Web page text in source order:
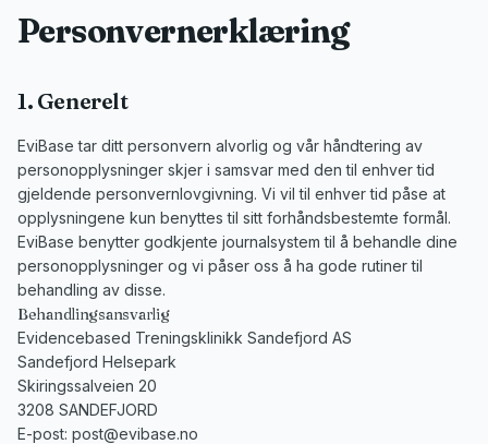
Personvernerklæring
1. Generelt
EviBase tar ditt personvern alvorlig og vår håndtering av
personopplysninger skjer i samsvar med den til enhver tid
gjeldende personvernlovgivning. Vi vil til enhver tid påse at
opplysningene kun benyttes til sitt forhåndsbestemte formål.
EviBase benytter godkjente journalsystem til å behandle dine
personopplysninger og vi påser oss å ha gode rutiner til
behandling av disse.
Behandlingsansvarlig
Evidencebased Treningsklinikk Sandefjord AS
Sandefjord Helsepark
Skiringssalveien 20
3208 SANDEFJORD
E-post: post@evibase.no